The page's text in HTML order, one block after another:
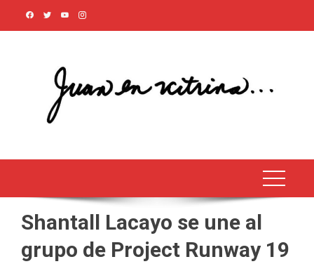
Shantall Lacayo se une al
grupo de Project Runway 19